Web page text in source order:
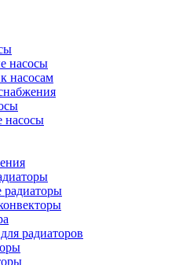
насосы
насосам
насосы
радиаторы
радиаторов